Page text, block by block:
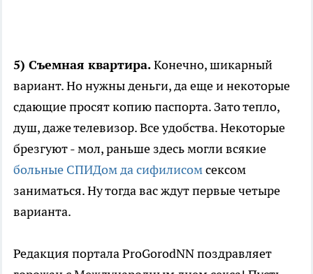
5) Съемная квартира.Конечно, шикарный
вариант. Но нужны деньги, да еще и некоторые
сдающие просят копию паспорта. Зато тепло,
душ, даже телевизор. Все удобства. Некоторые
брезгуют - мол, раньше здесь могли всякие
больные СПИДом да сифилисомсексом
заниматься. Ну тогда вас ждут первые четыре
варианта.
Редакция портала ProGorodNN поздравляет